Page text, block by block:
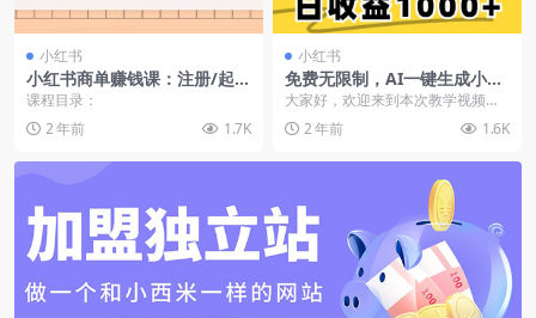
小红书
小红书商单赚钱课：注册/起
号/涨粉/开通蒲公英/变现赚钱
（25节课）
课程目录：
2 年前
1.7K
小红书
免费无限制，AI一键生成小红
书原创视频，商单+带货，单
账号日收益1000+
大家好，欢迎来到本次教学视频！
本次我们分享的是一个前所未有的
项目——利用AI技术...
2 年前 1.6K